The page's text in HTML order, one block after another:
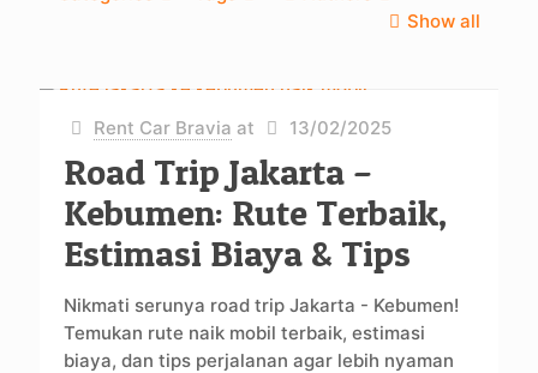
Show all
Rent Car Bravia at 13/02/2025
Road Trip Jakarta –
Kebumen: Rute Terbaik,
Estimasi Biaya & Tips
Nikmati serunya road trip Jakarta - Kebumen!
Temukan rute naik mobil terbaik, estimasi
biaya, dan tips perjalanan agar lebih nyaman